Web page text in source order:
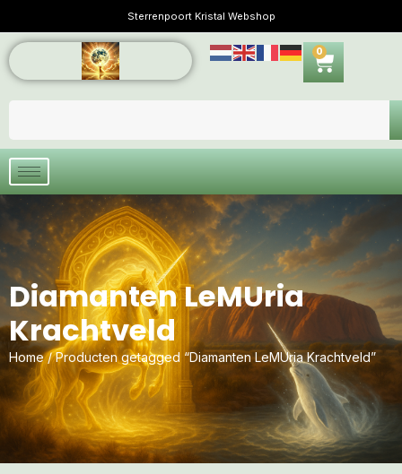
Sterrenpoort Kristal Webshop
0
Diamanten LeMUria
Krachtveld
Home/ Producten getagged “Diamanten LeMUria Krachtveld”